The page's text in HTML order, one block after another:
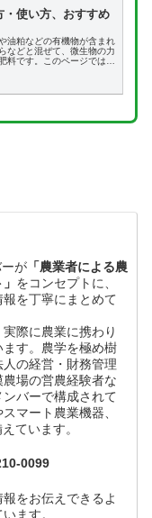
使い方、おすすめ
油粕などの有機物が含まれ
などと混ぜて、微生物の力
料です。このページでは、
が 「農業者による農
をコンセプトに、
を丁寧にまとめて
際に農業に携わり
す。農学を極め樹
の経営・財務管理
場の営農経験者な
バーで構成されて
マート農業機器、
ています。
0099
をお伝えできるよ
ます。